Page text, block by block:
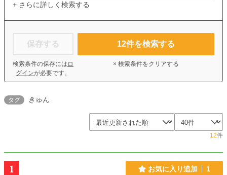
+ さらに詳しく検索する
保存する
検索条件の保存には ロ
グインが必要です。
12件を検索する
× 検索条件をクリアする
タグ きゅん
12件
1 お気に入り追加 1